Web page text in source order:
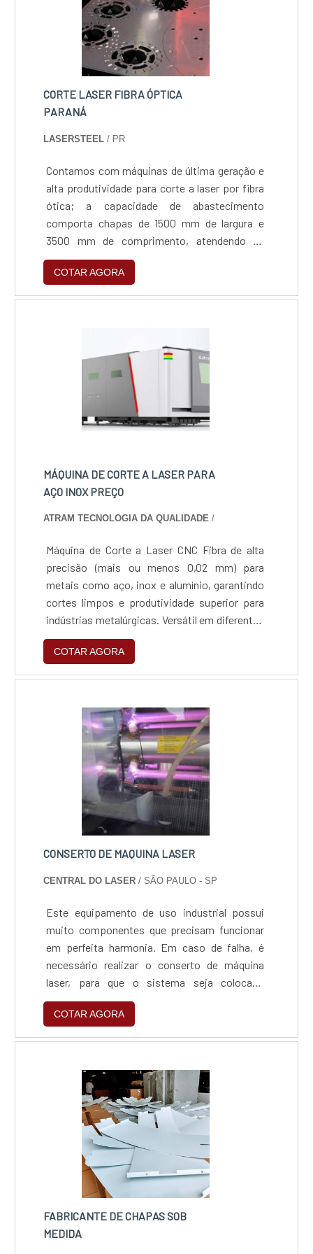
para acessar o site e saber mais sobre a
empresa, os serviços e os produtos.
CORTE LASER FIBRA ÓPTICA
PARANÁ
LASERSTEEL / PR
Contamos com máquinas de última geração e
alta produtividade para corte a laser por fibra
ótica; a capacidade de abastecimento
comporta chapas de 1500 mm de largura e
3500 mm de comprimento, atendendo as
espessuras de até 16mm em aço carbono,
8mm em aço inox, 4mm em alumínio e 3mm
em latão.
COTAR AGORA
MÁQUINA DE CORTE A LASER PARA
AÇO INOX PREÇO
ATRAM TECNOLOGIA DA QUALIDADE /
Máquina de Corte a Laser CNC Fibra de alta
precisão (mais ou menos 0,02 mm) para
metais como aço, inox e alumínio, garantindo
cortes limpos e produtividade superior para
indústrias metalúrgicas. Versátil em diferentes
materiais e espessuras, de protótipos a
grandes lotes, permitindo que fabricantes de
estruturas e caldeirarias reduzam custos e
fibra óptica durável e de baixo consumo
elétrico, proporcionando rápido retorno sobre
o investimento e competitividade no
fornecimento de peças sob medida.
COTAR AGORA
CONSERTO DE MAQUINA LASER
CENTRAL DO LASER / SÃO PAULO - SP
Este equipamento de uso industrial possui
muito componentes que precisam funcionar
em perfeita harmonia. Em caso de falha, é
necessário realizar o conserto de máquina
laser, para que o sistema seja colocado
novamente em pleno funcionamento. É
fundamental que o reparo seja realizado por
quem entende, principalmente por causa do
conserto Peças sensíveis de emissão de laser
devem estar sempre com a man....
COTAR AGORA
FABRICANTE DE CHAPAS SOB
MEDIDA